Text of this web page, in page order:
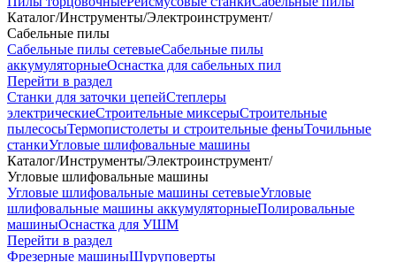
Каталог/Инструменты/Электроинструмент/
Сабельные пилы
Сабельные пилы сетевыеСабельные пилы
аккумуляторныеОснастка для сабельных пил
Перейти в раздел
Станки для заточки цепейСтеплеры
электрическиеСтроительные миксерыСтроительные
пылесосыТермопистолеты и строительные феныТочильные
станкиУгловые шлифовальные машины
Каталог/Инструменты/Электроинструмент/
Угловые шлифовальные машины
Угловые шлифовальные машины сетевыеУгловые
шлифовальные машины аккумуляторныеПолировальные
машиныОснастка для УШМ
Перейти в раздел
Фрезерные машиныШуруповерты